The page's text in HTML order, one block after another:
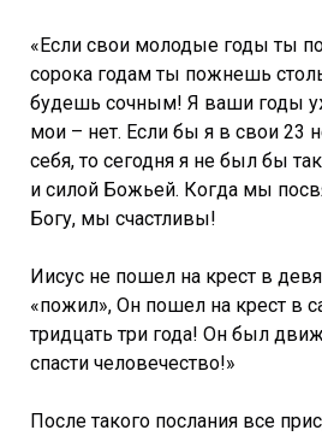
«Если свои молодые годы ты
сорока годам ты пожнешь
будешь сочным! Я ваши годы
мои – нет. Если бы я в свои 23
себя, то сегодня я не был бы
и силой Божьей. Когда мы
Богу, мы счастливы!
Иисус не пошел на крест в
«пожил», Он пошел на крест в
тридцать три года! Он был
спасти человечество!»
После такого послания все